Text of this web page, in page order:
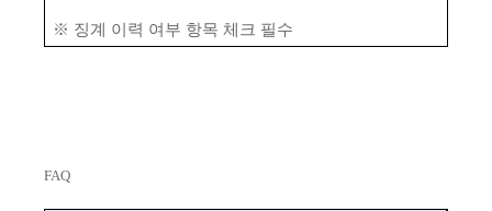
※ 징계 이력 여부 항목 체크 필수
FAQ